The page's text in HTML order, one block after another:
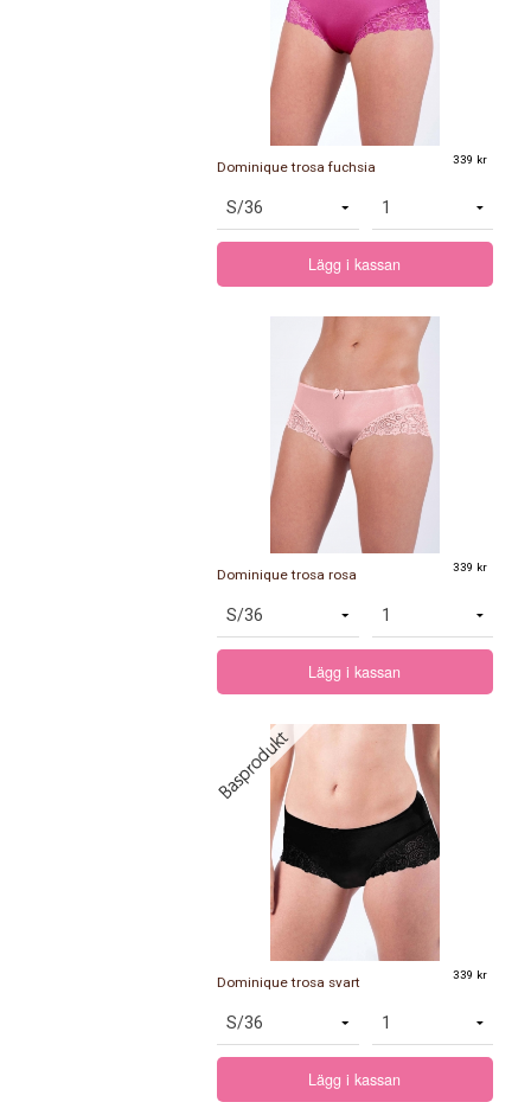
Dominique trosa fuchsia 339 kr
Lägg i kassan
Dominique trosa rosa 339 kr
Lägg i kassan
Dominique trosa svart 339 kr
Lägg i kassan